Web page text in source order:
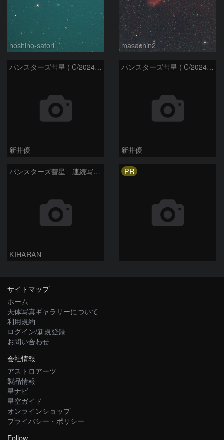
hoshino-satori masachin2
パンスターズ彗星 ( C/2024R4 )：2026/06/28
新井優
パンスターズ彗星 ( C/2024G4 )の予報位置：2026/06/23
新井優
パンスターズ彗星 連続写真 再処理
KIHARAN
PR
サイトマップ
ホーム
天体写真ギャラリーについて
利用規約
ログイン/新規登録
お問い合わせ
会社情報
アストロアーツ
製品情報
星ナビ
星空ガイド
オンラインショップ
プライバシー・ポリシー
Follow